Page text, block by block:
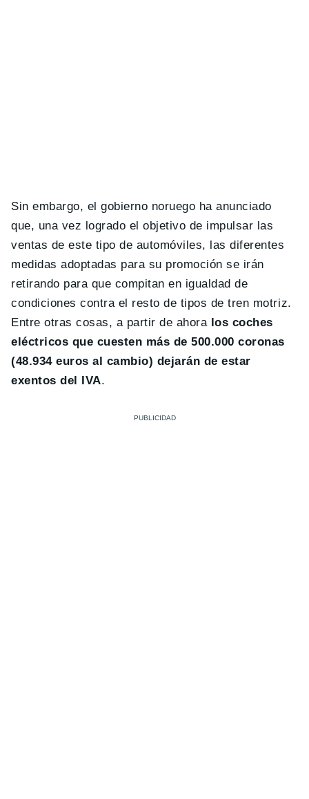
Sin embargo, el gobierno noruego ha anunciado
que, una vez logrado el objetivo de impulsar las
ventas de este tipo de automóviles, las diferentes
medidas adoptadas para su promoción se irán
retirando para que compitan en igualdad de
condiciones contra el resto de tipos de tren motriz.
Entre otras cosas, a partir de ahoralos coches
eléctricos que cuesten más de 500.000 coronas
(48.934 euros al cambio) dejarán de estar
exentos del IVA.